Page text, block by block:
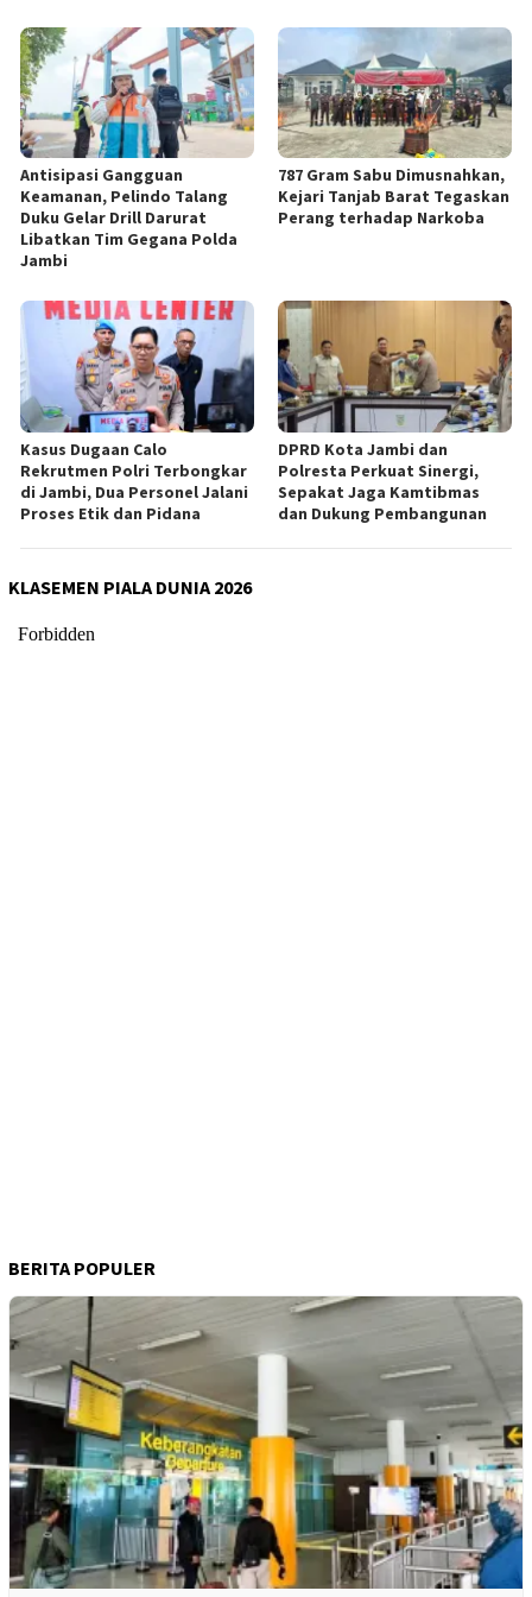
Antisipasi Gangguan
Keamanan, Pelindo Talang
Duku Gelar Drill Darurat
Libatkan Tim Gegana Polda
Jambi
787 Gram Sabu Dimusnahkan,
Kejari Tanjab Barat Tegaskan
Perang terhadap Narkoba
Kasus Dugaan Calo
Rekrutmen Polri Terbongkar
di Jambi, Dua Personel Jalani
Proses Etik dan Pidana
DPRD Kota Jambi dan
Polresta Perkuat Sinergi,
Sepakat Jaga Kamtibmas
dan Dukung Pembangunan
KLASEMEN PIALA DUNIA 2026
BERITA POPULER